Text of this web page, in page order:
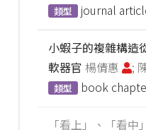
類型 journal
小蝦子的複雜構造
軟器官 楊倩惠 ;
類型 book
「看上」、「看